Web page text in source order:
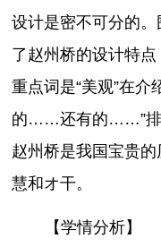
设计是密不可分的
了赵州桥的设计特
重点词是“美观”在
的……还有的……”排
赵州桥是我国宝贵
慧和オ干。
【学情分析】